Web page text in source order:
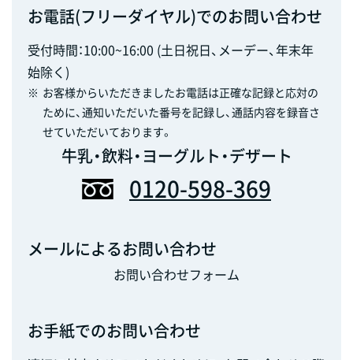
お電話(フリーダイヤル)でのお問い合わせ
受付時間：10:00~16:00 (土日祝日、メーデー、年末年
始除く)
※ お客様からいただきましたお電話は正確な記録と応対の
ために、通知いただいた番号を記録し、通話内容を録音さ
せていただいております。
牛乳・飲料・ヨーグルト・デザート
0120-598-369
メールによるお問い合わせ
お問い合わせフォーム
お手紙でのお問い合わせ